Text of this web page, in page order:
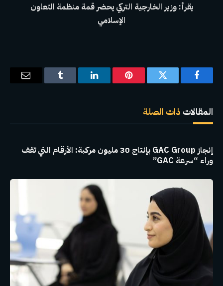
يقرأ:وزير الخارجية التركي يحضر قمة منظمة التعاون
الإسلامي
فيسبوك تويتر بينتيريستلينكدإن Tumblr
البريد
المقالات ذات الصلة
إنجاز GAC Group بإنتاج 30 مليون مركبة: الأرقام التي تقف
وراء “سرعة GAC”